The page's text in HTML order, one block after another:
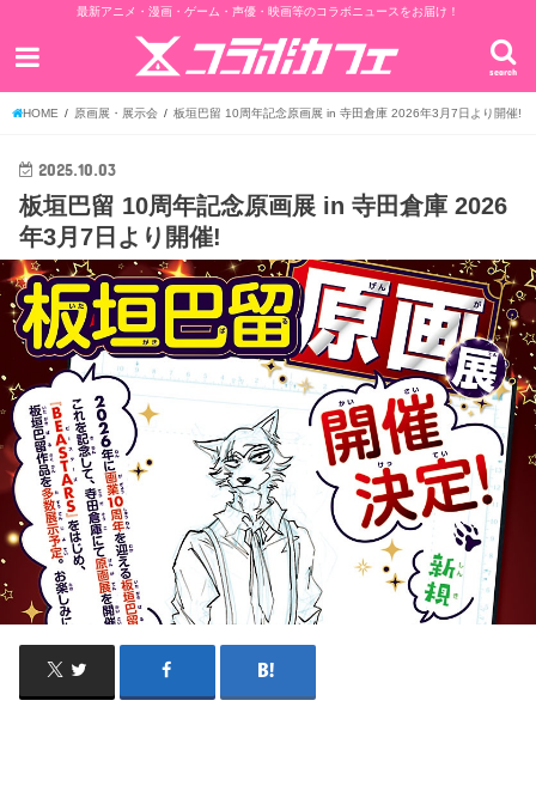
最新アニメ・漫画・ゲーム・声優・映画等のコラボニュースをお届け！
search
HOME 原画展・展示会 板垣巴留 10周年記念原画展 in 寺田倉庫 2026年3月7日より開催!
2025.10.03
板垣巴留 10周年記念原画展 in 寺田倉庫 2026
年3月7日より開催!